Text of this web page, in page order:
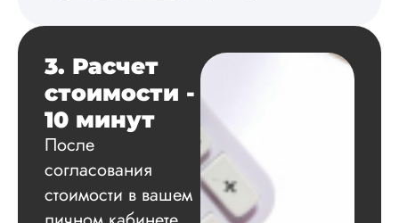
которые сам же и
провел. Спасибо
содействие, буду и
3. Расчет
стоимости -
10 минут
После
согласования
стоимости в вашем